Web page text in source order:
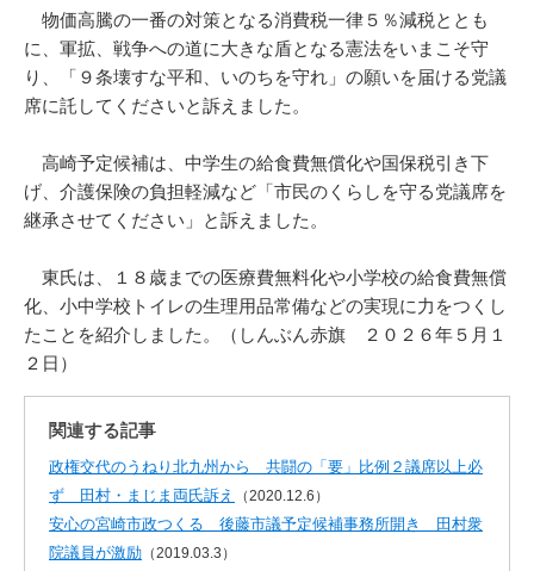
物価高騰の一番の対策となる消費税一律５％減税ととも
に、軍拡、戦争への道に大きな盾となる憲法をいまこそ守
り、「９条壊すな平和、いのちを守れ」の願いを届ける党議
席に託してくださいと訴えました。
高崎予定候補は、中学生の給食費無償化や国保税引き下
げ、介護保険の負担軽減など「市民のくらしを守る党議席を
継承させてください」と訴えました。
東氏は、１８歳までの医療費無料化や小学校の給食費無償
化、小中学校トイレの生理用品常備などの実現に力をつくし
たことを紹介しました。（しんぶん赤旗 ２０２６年５月１
２日）
関連する記事
政権交代のうねり北九州から 共闘の「要」比例２議席以上必
ず 田村・まじま両氏訴え
（2020.12.6）
安心の宮崎市政つくる 後藤市議予定候補事務所開き 田村衆
院議員が激励 （2019.03.3）